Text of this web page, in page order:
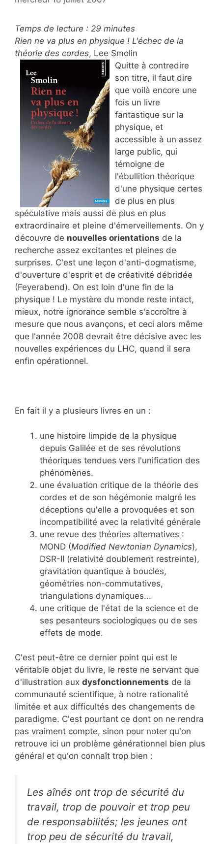
Temps de lecture : 29 minutes
Rien ne va plus en physique ! L'échec de la
théorie des cordes, Lee Smolin
Quitte à contredire
son titre, il faut dire
que voilà encore une
fois un livre
fantastique sur la
physique, et
accessible à un assez
large public, qui
témoigne de
l'ébullition théorique
d'une physique certes
de plus en plus
spéculative mais aussi de plus en plus
extraordinaire et pleine d'émerveillements. On y
découvre de nouvelles orientations de la
recherche assez excitantes et pleines de
surprises. C'est une leçon d'anti-dogmatisme,
d'ouverture d'esprit et de créativité débridée
(Feyerabend). On est loin d'une fin de la
physique ! Le mystère du monde reste intact,
mieux, notre ignorance semble s'accroître à
mesure que nous avançons, et ceci alors même
que l'année 2008 devrait être décisive avec les
nouvelles expériences du LHC, quand il sera
enfin opérationnel.
En fait il y a plusieurs livres en un :
une histoire limpide de la physique
depuis Galilée et de ses révolutions
théoriques tendues vers l'unification des
phénomènes.
une évaluation critique de la théorie des
cordes et de son hégémonie malgré les
déceptions qu'elle a provoquées et son
incompatibilité avec la relativité générale
une revue des théories alternatives :
MOND (Modified Newtonian Dynamics),
DSR-II (relativité doublement restreinte),
gravitation quantique à boucles,
géométries non-commutatives,
triangulations dynamiques...
une critique de l'état de la science et de
ses pesanteurs sociologiques ou de ses
effets de mode.
C'est peut-être ce dernier point qui est le
véritable objet du livre, le reste ne servant que
d'illustration aux dysfonctionnements de la
communauté scientifique, à notre rationalité
limitée et aux difficultés des changements de
paradigme. C'est pourtant ce dont on ne rendra
pas vraiment compte, sinon pour noter qu'on
retrouve ici un problème générationnel bien plus
général et qu'on connaît trop bien :
Les aînés ont trop de sécurité du
travail, trop de pouvoir et trop peu
de responsabilités; les jeunes ont
trop peu de sécurité du travail,